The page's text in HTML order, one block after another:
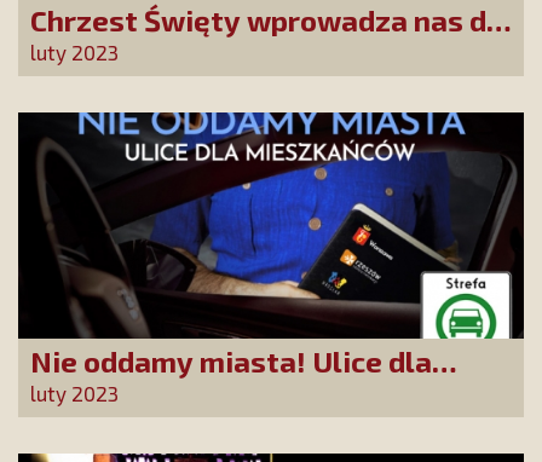
Chrzest Święty wprowadza nas do
wspólnoty Kościoła. Nasz pakiet
jest przygotowany na ten
wyjątkowy dzień
luty 2023
Nie oddamy miasta! Ulice dla
mieszkańców - Warszawa,
Wrocław, Rzeszów
luty 2023